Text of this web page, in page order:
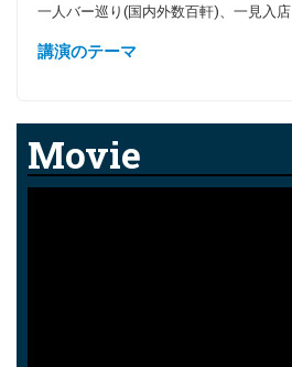
一人バー巡り(国内外数百軒)、一見入店
講演のテーマ
Movie